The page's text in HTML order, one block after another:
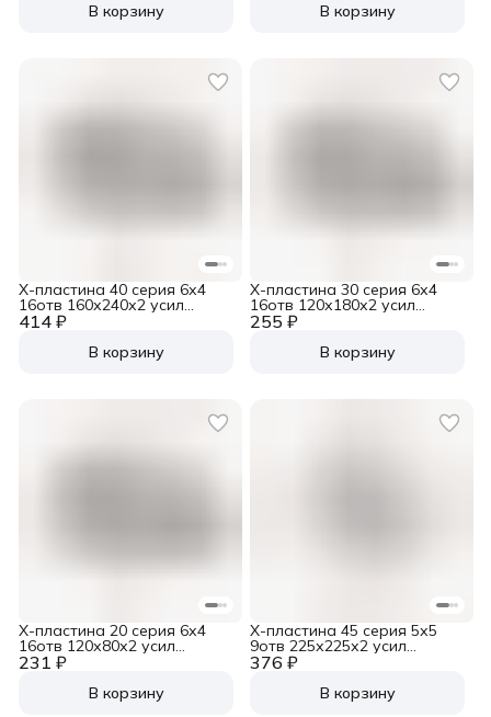
В корзину
В корзину
414 ₽
Х-пластина 40 серия 6х4
16отв 160х240х2 усил
RAL9006
В корзину
255 ₽
Х-пластина 30 серия 6х4
16отв 120х180х2 усил
RAL9006
В корзину
231 ₽
Х-пластина 20 серия 6х4
16отв 120х80х2 усил
RAL9006
В корзину
376 ₽
Х-пластина 45 серия 5х5
9отв 225х225х2 усил
RAL9006
В корзину